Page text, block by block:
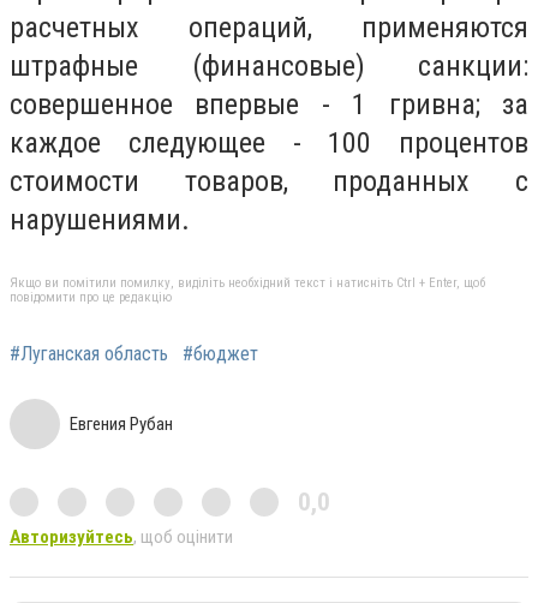
расчетных операций, применяются
штрафные (финансовые) санкции:
совершенное впервые - 1 гривна; за
каждое следующее - 100 процентов
стоимости товаров, проданных с
нарушениями.
Якщо ви помітили помилку, виділіть необхідний текст і натисніть Ctrl + Enter, щоб
повідомити про це редакцію
#Луганская область #бюджет
Евгения Рубан
0,0
Авторизуйтесь, щоб оцінити